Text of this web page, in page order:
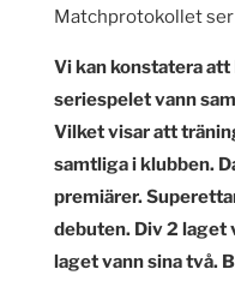
Matchprotokollet ser
Vi kan konstatera
seriespelet vann
Vilket visar att
samtliga i klubben.
premiärer.
debuten. Div 2 laget
laget vann sina två.